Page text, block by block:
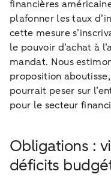
financières
plafonner les taux
cette mesure
le pouvoir d’achat à
mandat. Nous
proposition
pourrait peser sur
pour le secteur
Obligations :
déficits